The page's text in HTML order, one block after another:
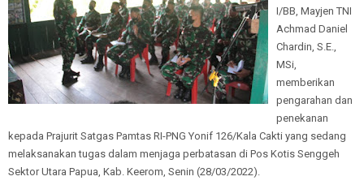
I/BB, Mayjen TNI
Achmad Daniel
Chardin, S.E.,
MSi,
memberikan
pengarahan dan
penekanan
kepada Prajurit Satgas Pamtas RI-PNG Yonif 126/Kala Cakti yang sedang
melaksanakan tugas dalam menjaga perbatasan di Pos Kotis Senggeh
Sektor Utara Papua, Kab. Keerom, Senin (28/03/2022).